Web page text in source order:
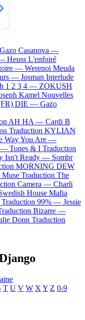
Gazo Casanova —
Heuss L'enfoiré
— Werenoi Meuda
— Josman Interlude
1 2 3 4 — ZOKUSH
Kamel Nouvelles
DIE — Gazo
AH HA — Cardi B
Traduction KYLIAN
Way You Are —
— Tones & I Traduction
Isn't Ready — Sombr
MORNING DEW
Muse Traduction The
Camera — Charli
House Mafia
Traduction 99% — Jessie
Bizarre —
Donn Traduction
T U V W X Y Z 0-9